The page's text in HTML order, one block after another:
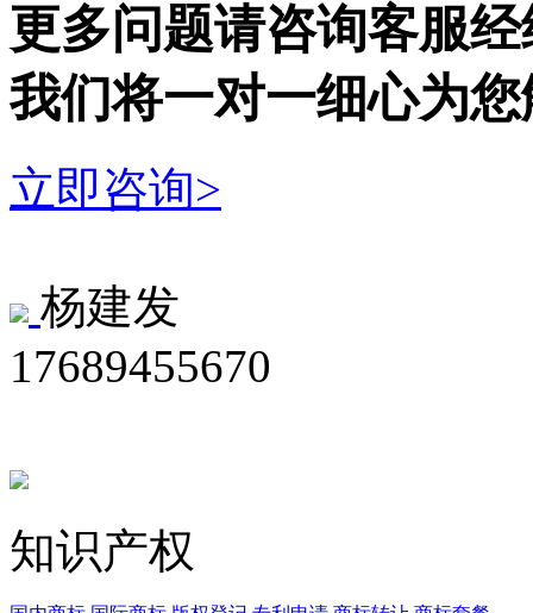
更多问题请咨询客服
我们将一对一细心为
立即咨询>
杨建发
17689455670
知识产权